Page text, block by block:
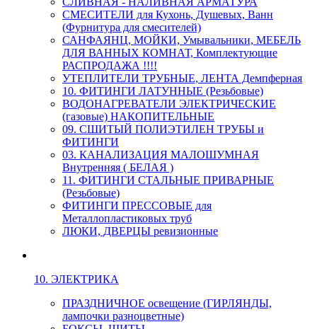
СМЕСИТЕЛИ для Кухонь, Душевых, Ванн
(Фурнитура для смесителей)
САНФАЯНЦ, МОЙКИ, Умывальники, МЕБЕЛЬ
ДЛЯ ВАННЫХ КОМНАТ, Комплектующие
РАСПРОДАЖА !!!!
УТЕПЛИТЕЛИ ТРУБНЫЕ, ЛЕНТА Демпферная
10. ФИТИНГИ ЛАТУННЫЕ (Резьбовые)
ВОДОНАГРЕВАТЕЛИ ЭЛЕКТРИЧЕСКИЕ
(газовые) НАКОПИТЕЛЬНЫЕ
09. СШИТЫЙ ПОЛИЭТИЛЕН ТРУБЫ и
ФИТИНГИ
03. КАНАЛИЗАЦИЯ МАЛОШУМНАЯ
Внутренняя ( БЕЛАЯ )
11. ФИТИНГИ СТАЛЬНЫЕ ПРИВАРНЫЕ
(Резьбовые)
ФИТИНГИ ПРЕССОВЫЕ для
Металлопластиковых труб
ЛЮКИ, ДВЕРЦЫ ревизионные
10. ЭЛЕКТРИКА
ПРАЗДНИЧНОЕ освещение (ГИРЛЯНДЫ,
лампочки разноцветные)